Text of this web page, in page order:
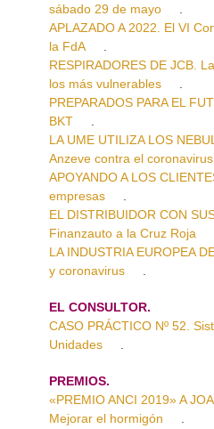
sábado 29 de mayo
APLAZADO A 2022. El VI
la FdA
RESPIRADORES DE JCB.
los más vulnerables
PREPARADOS PARA EL
BKT
LA UME UTILIZA LOS
Anzeve contra el coronavirus
APOYANDO A LOS
empresas
EL DISTRIBUIDOR CON
Finanzauto a la Cruz Roja
LA INDUSTRIA EUROPEA
y coronavirus
EL CONSULTOR.
CASO PRÁCTICO Nº 52.
Unidades
PREMIOS.
«PREMIO ANCI 2019» A
Mejorar el hormigón